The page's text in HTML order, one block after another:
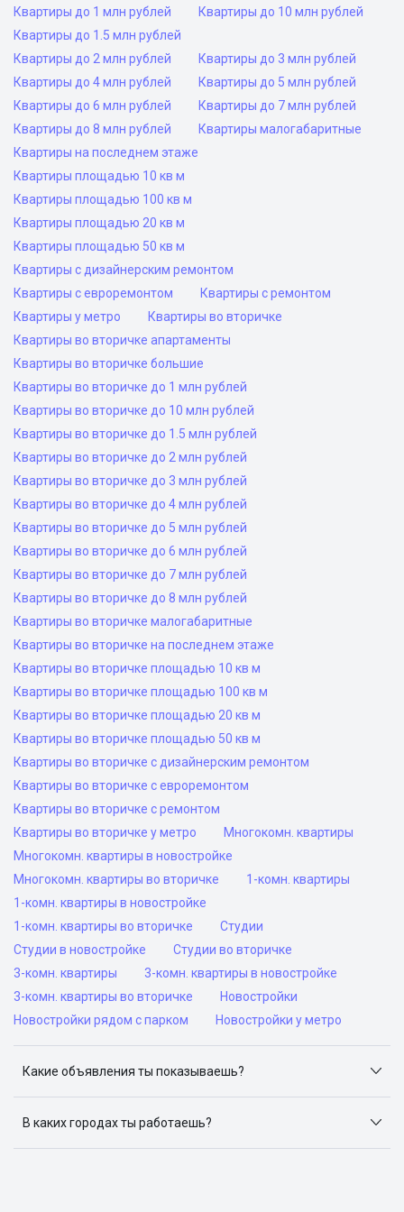
Квартиры до 1 млн рублей
Квартиры до 10 млн рублей
Квартиры до 1.5 млн рублей
Квартиры до 2 млн рублей
Квартиры до 3 млн рублей
Квартиры до 4 млн рублей
Квартиры до 5 млн рублей
Квартиры до 6 млн рублей
Квартиры до 7 млн рублей
Квартиры до 8 млн рублей
Квартиры малогабаритные
Квартиры на последнем этаже
Квартиры площадью 10 кв м
Квартиры площадью 100 кв м
Квартиры площадью 20 кв м
Квартиры площадью 50 кв м
Квартиры с дизайнерским ремонтом
Квартиры с евроремонтом
Квартиры с ремонтом
Квартиры у метро
Квартиры во вторичке
Квартиры во вторичке апартаменты
Квартиры во вторичке большие
Квартиры во вторичке до 1 млн рублей
Квартиры во вторичке до 10 млн рублей
Квартиры во вторичке до 1.5 млн рублей
Квартиры во вторичке до 2 млн рублей
Квартиры во вторичке до 3 млн рублей
Квартиры во вторичке до 4 млн рублей
Квартиры во вторичке до 5 млн рублей
Квартиры во вторичке до 6 млн рублей
Квартиры во вторичке до 7 млн рублей
Квартиры во вторичке до 8 млн рублей
Квартиры во вторичке малогабаритные
Квартиры во вторичке на последнем этаже
Квартиры во вторичке площадью 10 кв м
Квартиры во вторичке площадью 100 кв м
Квартиры во вторичке площадью 20 кв м
Квартиры во вторичке площадью 50 кв м
Квартиры во вторичке с дизайнерским ремонтом
Квартиры во вторичке с евроремонтом
Квартиры во вторичке с ремонтом
Квартиры во вторичке у метро
Многокомн. квартиры
Многокомн. квартиры в новостройке
Многокомн. квартиры во вторичке
1-комн. квартиры
1-комн. квартиры в новостройке
1-комн. квартиры во вторичке
Студии
Студии в новостройке
Студии во вторичке
3-комн. квартиры
3-комн. квартиры в новостройке
3-комн. квартиры во вторичке
Новостройки
Новостройки рядом с парком
Новостройки у метро
Какие объявления ты показываешь?
объявлений: ЦИАН, Домклик, Яндекс.Недвижимость,
Авито, Самолет.Плюс.
В каких городах ты работаешь?